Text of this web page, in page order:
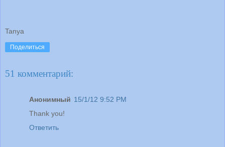
Tanya
Поделиться
51 комментарий:
Анонимный 15/1/12 9:52 PM
Thank you!
Ответить